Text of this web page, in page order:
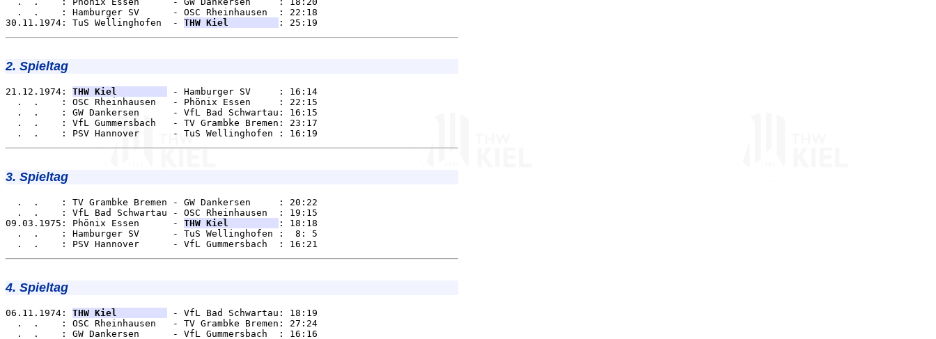
  .  .    : Hamburger SV      - OSC Rheinhausen  : 22:18
30.11.1974: TuS Wellinghofen  - THW Kiel
2. Spieltag
21.12.1974: THW Kiel
- Hamburger SV     : 16:14
  .  .    : OSC Rheinhausen   - Phönix Essen     : 22:15
  .  .    : GW Dankersen      - VfL Bad Schwartau: 16:15
  .  .    : VfL Gummersbach   - TV Grambke Bremen: 23:17
3. Spieltag
  .  .    : TV Grambke Bremen - GW Dankersen     : 20:22
  .  .    : VfL Bad Schwartau - OSC Rheinhausen  : 19:15
09.03.1975: Phönix Essen      - THW Kiel
: 18:18
  .  .    : Hamburger SV      - TuS Wellinghofen :  8: 5
4. Spieltag
06.11.1974: THW Kiel
- VfL Bad Schwartau: 18:19
  .  .    : OSC Rheinhausen   - TV Grambke Bremen: 27:24
  .  .    : GW Dankersen      - VfL Gummersbach  : 16:16